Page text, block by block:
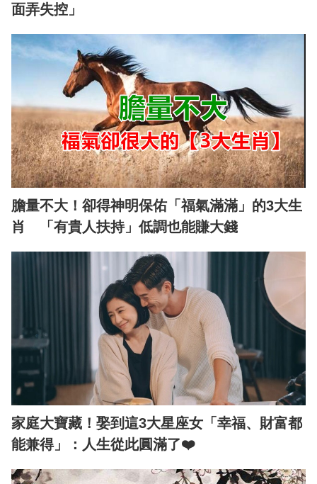
面弄失控」
膽量不大！卻得神明保佑「福氣滿滿」的3大生
肖 「有貴人扶持」低調也能賺大錢
家庭大寶藏！娶到這3大星座女「幸福、財富都
能兼得」：人生從此圓滿了❤️